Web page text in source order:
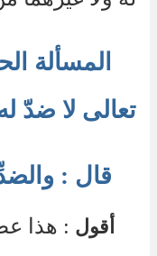
المسألة
تعالى لا ضدّ له
قال : والضدِّ.
أقول: هذا عطف